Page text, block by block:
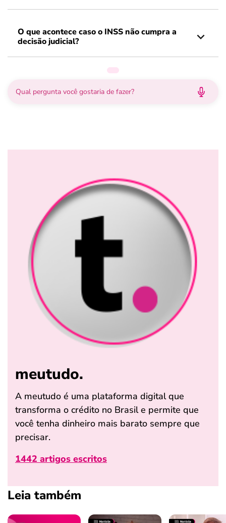
O que acontece caso o INSS não cumpra a
decisão judicial?
meutudo.
A meutudo é uma plataforma digital que
transforma o crédito no Brasil e permite que
você tenha dinheiro mais barato sempre que
precisar.
1442 artigos escritos
Leia também